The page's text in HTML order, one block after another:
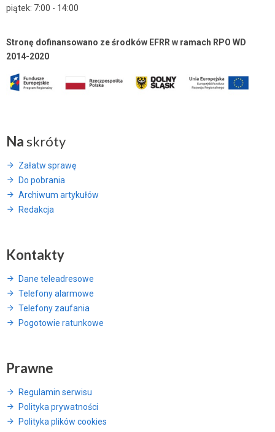
piątek: 7:00 - 14:00
Stronę dofinansowano ze środków EFRR w ramach RPO WD
2014-2020
Na skróty
Załatw sprawę
Do pobrania
Archiwum artykułów
Redakcja
Kontakty
Dane teleadresowe
Telefony alarmowe
Telefony zaufania
Pogotowie ratunkowe
Prawne
Regulamin serwisu
Polityka prywatności
Polityka plików cookies